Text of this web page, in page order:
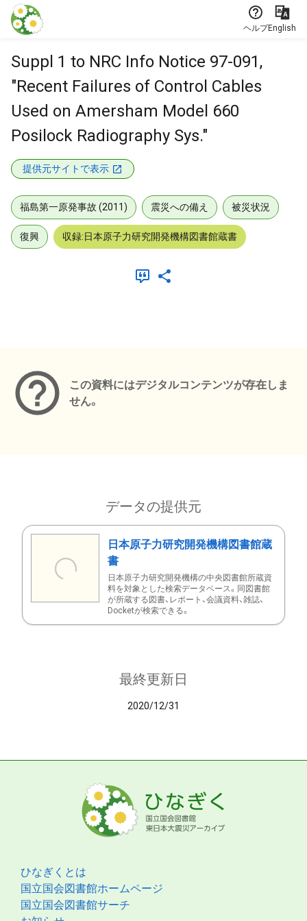
本文に飛ぶ
ヘルプEnglish
Suppl 1 to NRC Info Notice 97-091,
"Recent Failures of Control Cables
Used on Amersham Model 660
Posilock Radiography Sys."
提供元サイトで表示
福島第一原発事故 (2011) 震災への備え 被災状況
復興 収録:日本原子力研究開発機構図書館蔵書
この資料にはデジタルコンテンツが存在しま
せん。
データの提供元
日本原子力研究開発機構図書館蔵
書
日本原子力研究開発機構の中央図書館所蔵資
料を対象とした検索データベース。同図書館
が所蔵する図書、レポート、会議資料、雑誌、
Docketが検索できる。
最終更新日
2020/12/31
ひなぎくとは
国立国会図書館ホームページ
国立国会図書館サーチ